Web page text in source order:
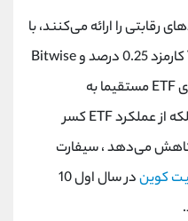
رقابتی را ارائه می‌کنند، با
ARK Invest 0.21 درصد ، VanEck کارمزد 0.25 درصد و Bitwise
0.20 درصد شارژ می‌کند ، کارمزدهای ETF مستقیما به
سرمایه‌گذاران پرداخت نمی‌شود ، بلکه از عملکرد ETF کسر
کاهش می‌دهد ، سیفارت
در سال اول 10